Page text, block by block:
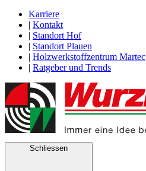
Karriere
| Kontakt
| Standort Hof
| Standort Plauen
| Holzwerkstoffzentrum Martec
| Ratgeber und Trends
Schliessen